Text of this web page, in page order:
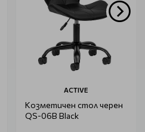
ACTIVE
Козметичен стол черен
QS-06B Black